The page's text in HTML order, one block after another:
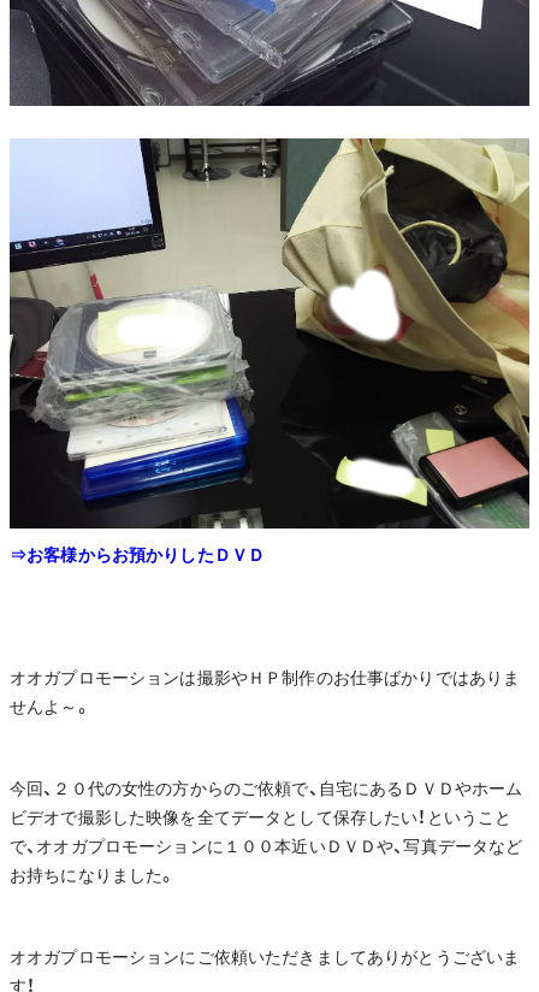
⇒お客様からお預かりしたＤＶＤ
オオガプロモーションは撮影やＨＰ制作のお仕事ばかりではありま
せんよ～。
今回、２０代の女性の方からのご依頼で、自宅にあるＤＶＤやホーム
ビデオで撮影した映像を全てデータとして保存したい！ということ
で、オオガプロモーションに１００本近いＤＶＤや、写真データなど
お持ちになりました。
オオガプロモーションにご依頼いただきましてありがとうございま
す！